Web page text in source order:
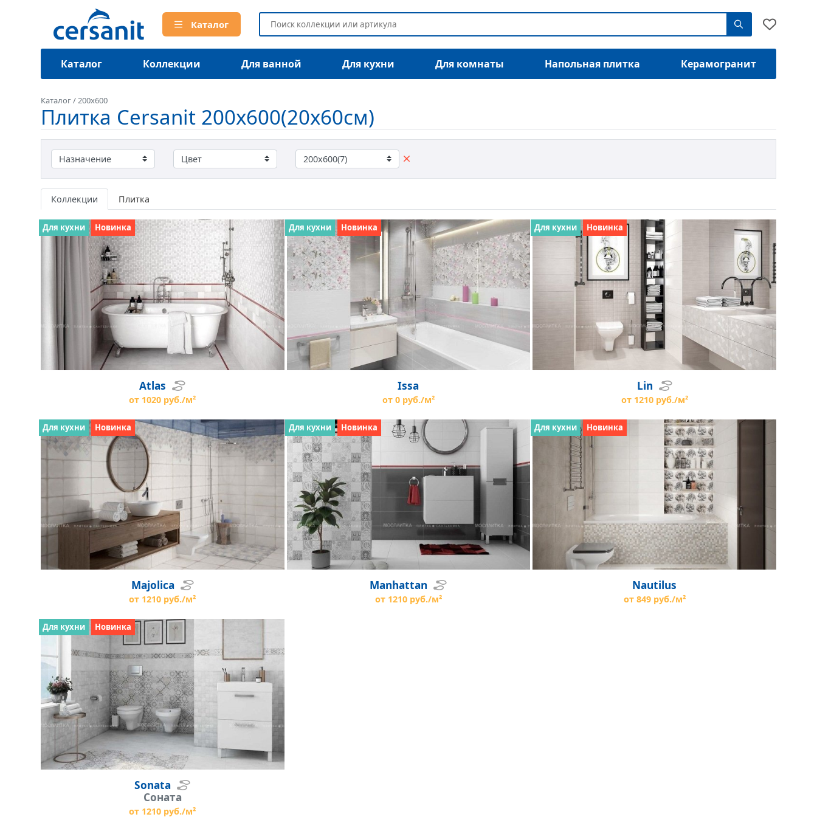
Каталог
Каталог Коллекции Для ванной Для кухни Для комнаты Напольная плитка Керамогранит
Каталог/200x600
Плитка Cersanit 200x600(20x60см)
Коллекции Плитка
Atlas
от 1020 руб./м²
Для кухни Новинка
Issa
от 0 руб./м²
Для кухни Новинка
Lin
от 1210 руб./м²
Для кухни Новинка
Majolica
от 1210 руб./м²
Для кухни Новинка
Manhattan
от 1210 руб./м²
Для кухни Новинка
Nautilus
от 849 руб./м²
Для кухни Новинка
Sonata
Соната
от 1210 руб./м²
Для кухни Новинка